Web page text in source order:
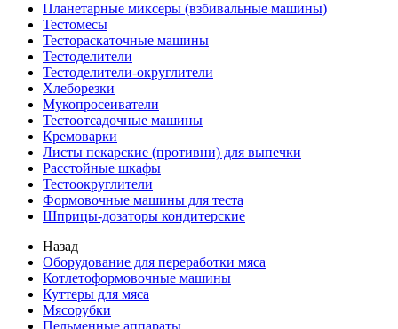
Планетарные миксеры (взбивальные машины)
Тестомесы
Тестораскаточные машины
Тестоделители
Тестоделители-округлители
Хлеборезки
Мукопросеиватели
Тестоотсадочные машины
Кремоварки
Листы пекарские (противни) для выпечки
Расстойные шкафы
Тестоокруглители
Формовочные машины для теста
Шприцы-дозаторы кондитерские
Назад
Оборудование для переработки мяса
Котлетоформовочные машины
Куттеры для мяса
Мясорубки
Пельменные аппараты